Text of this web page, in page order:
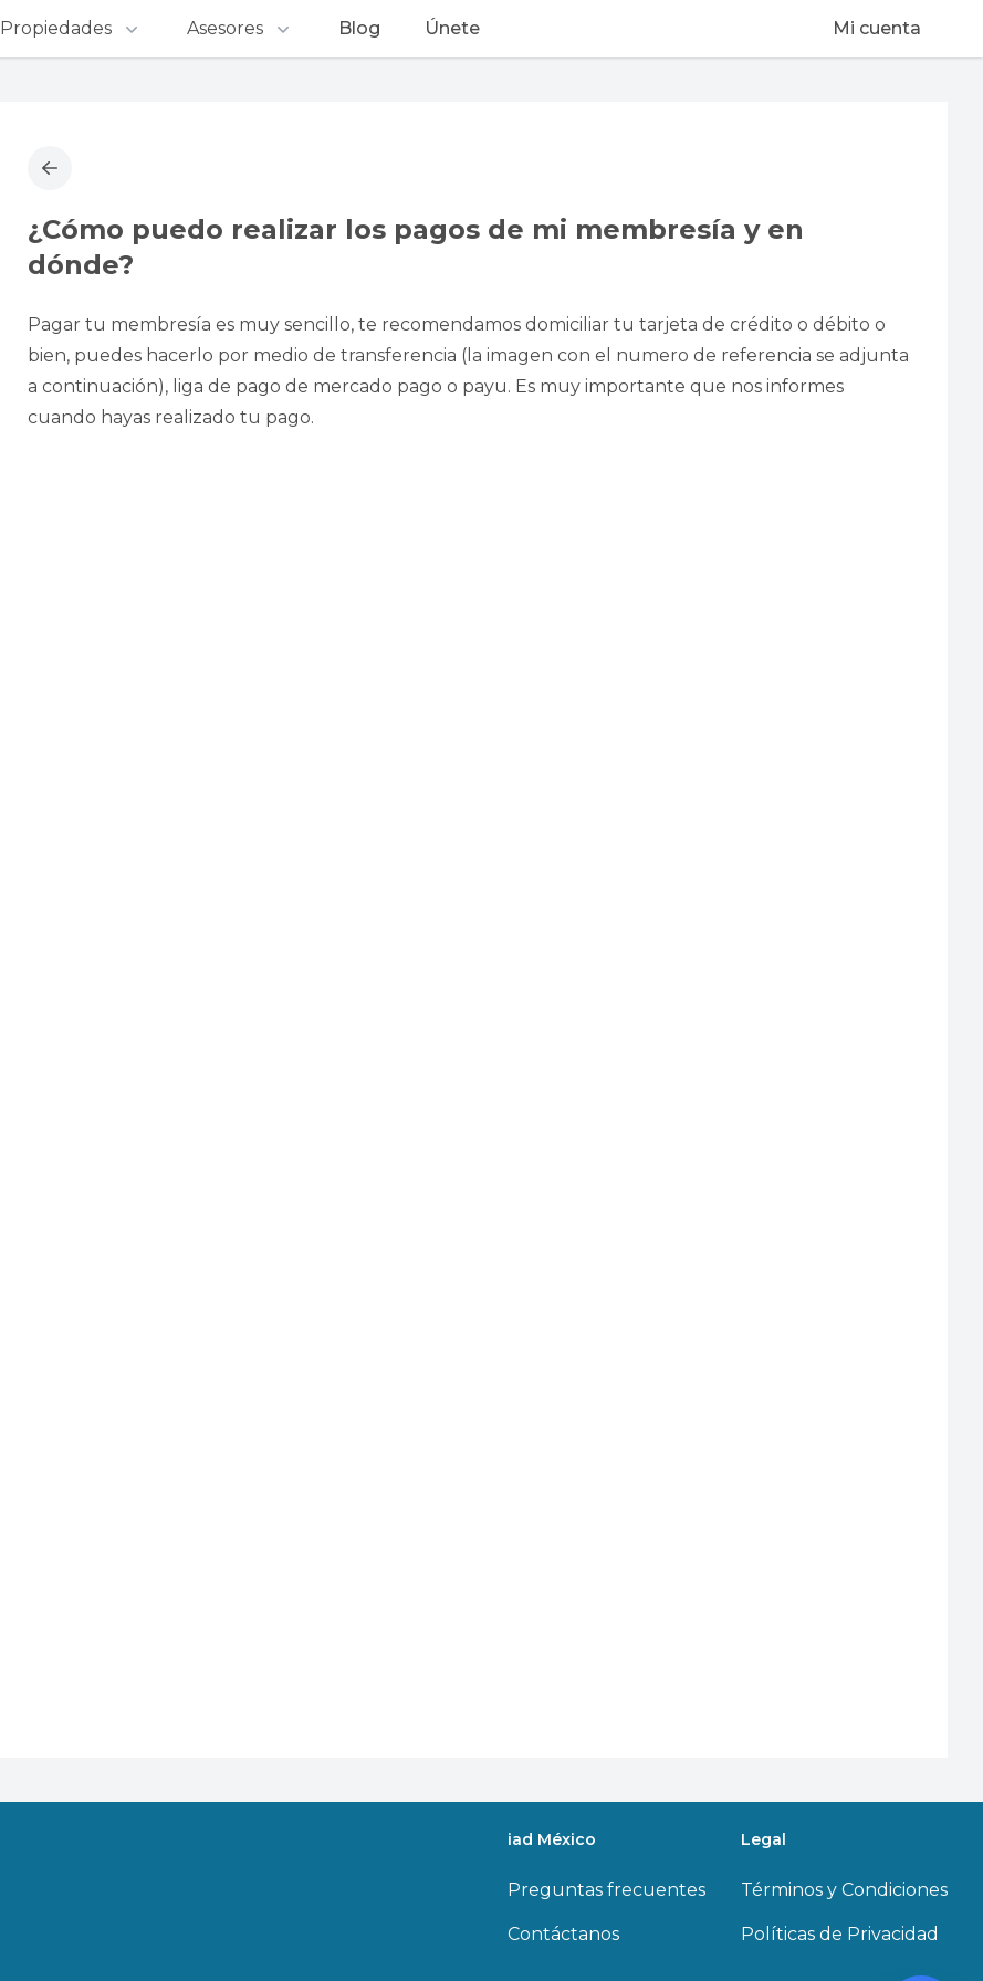
Propiedades Asesores Blog Únete Mi cuenta
¿Cómo puedo realizar los pagos de mi membresía y en
dónde?
Pagar tu membresía es muy sencillo, te recomendamos domiciliar tu tarjeta de crédito o débito o
bien, puedes hacerlo por medio de transferencia (la imagen con el numero de referencia se adjunta
a continuación), liga de pago de mercado pago o payu. Es muy importante que nos informes
cuando hayas realizado tu pago.
iad México
Preguntas frecuentes
Contáctanos
Legal
Términos y Condiciones
Políticas de Privacidad